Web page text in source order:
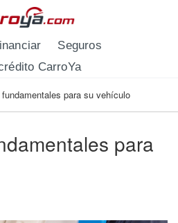
Seguros
CarroYa
para su vehículo
para